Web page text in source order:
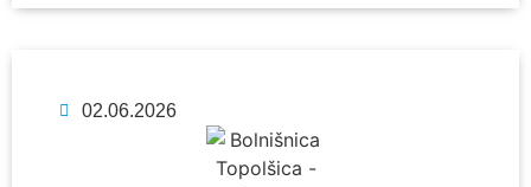
02.06.2026